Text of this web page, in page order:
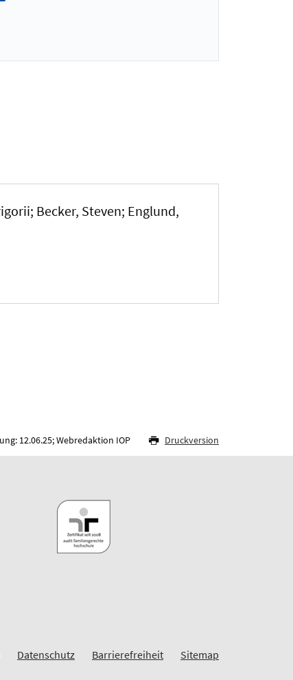
Becker, Steven; Englund,
12.06.25; Webredaktion IOP Druckversion
Datenschutz Barrierefreiheit Sitemap